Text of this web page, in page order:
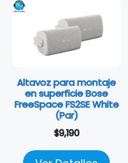
Altavoz para montaje
en superficie Bose
FreeSpace FS2SE White
(Par)
$9,190